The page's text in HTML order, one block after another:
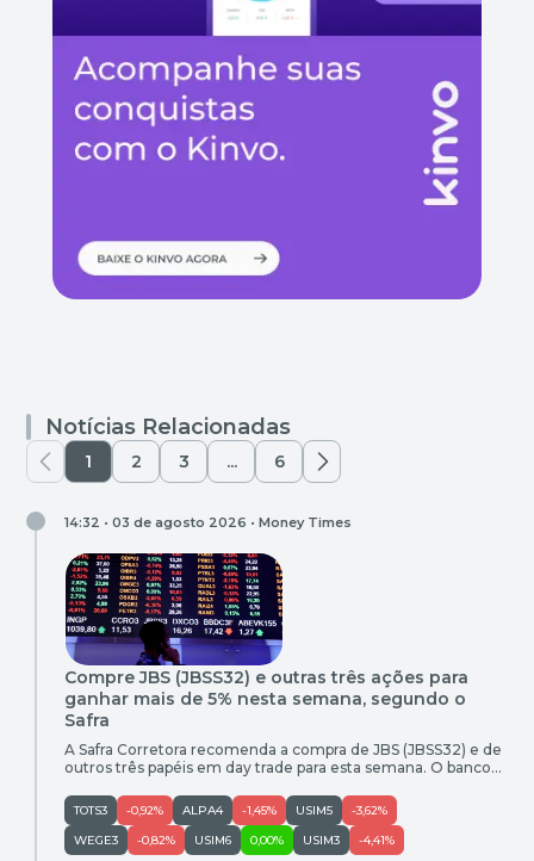
Notícias Relacionadas
1 2 3 ... 6
14:32 • 03 de agosto 2026 • Money Times
Compre JBS (JBSS32) e outras três ações para
ganhar mais de 5% nesta semana, segundo o
Safra
A Safra Corretora recomenda a compra de JBS (JBSS32) e de
outros três papéis em day trade para esta semana. O banco
as oportunidades de compra e venda entre os dias 3 e 7 de
agosto: Empresa Ativo Call Entrada (R$) Objetivo (R$) Ganho
Potencial Stop (R$) […]
TOTS3 -0,92% ALPA4 -1,45% USIM5
-3,62%
WEGE3
-0,82% USIM6 0,00% USIM3 -4,41%